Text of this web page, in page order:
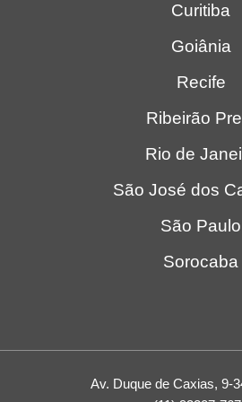
Curitiba
Goiânia
Recife
Ribeirão
Rio de
São José dos
São Paulo
Sorocaba
Av. Duque de Caxias, 9-